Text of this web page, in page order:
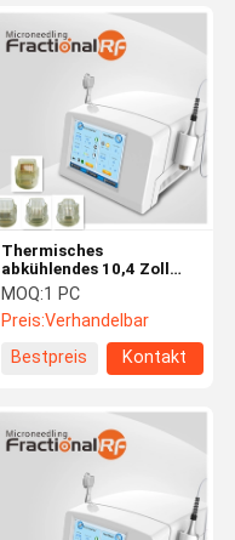
Thermisches
abkühlendes 10,4 Zoll
Microneedling Bruch-Rf-
Face lifting
MOQ:1 PC
Preis:Verhandelbar
Bestpreis
Kontakt